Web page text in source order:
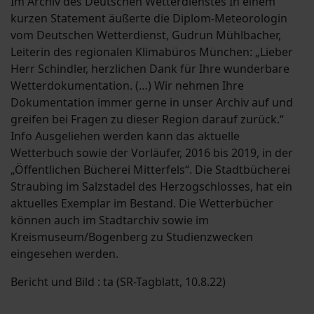
kurzen Statement äußerte die Diplom-Meteorologin
vom Deutschen Wetterdienst, Gudrun Mühlbacher,
Leiterin des regionalen Klimabüros München: „Lieber
Herr Schindler, herzlichen Dank für Ihre wunderbare
Wetterdokumentation. (…) Wir nehmen Ihre
Dokumentation immer gerne in unser Archiv auf und
greifen bei Fragen zu dieser Region darauf zurück.“
Info Ausgeliehen werden kann das aktuelle
Wetterbuch sowie der Vorläufer, 2016 bis 2019, in der
„Öffentlichen Bücherei Mitterfels“. Die Stadtbücherei
Straubing im Salzstadel des Herzogschlosses, hat ein
aktuelles Exemplar im Bestand. Die Wetterbücher
können auch im Stadtarchiv sowie im
Kreismuseum/Bogenberg zu Studienzwecken
eingesehen werden.
Bericht und Bild : ta (SR-Tagblatt, 10.8.22)